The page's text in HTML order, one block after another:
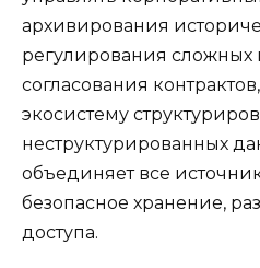
архивирования
регулирования сложных
согласования
экосистему
неструктурированных
объединяет все
безопасное хранение,
доступа.